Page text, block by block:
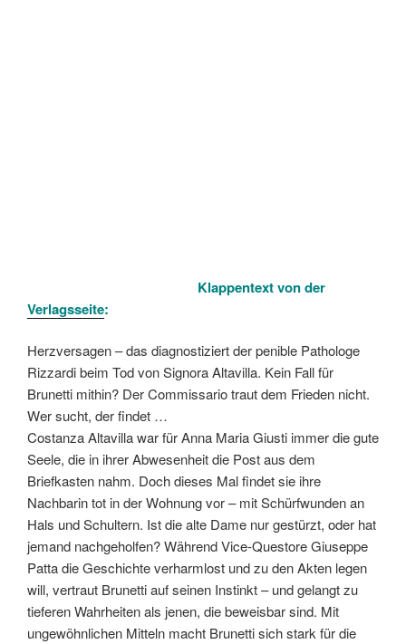
Klappentext von der
Verlagsseite:
Herzversagen – das diagnostiziert der penible Pathologe
Rizzardi beim Tod von Signora Altavilla. Kein Fall für
Brunetti mithin? Der Commissario traut dem Frieden nicht.
Wer sucht, der findet …
Costanza Altavilla war für Anna Maria Giusti immer die gute
Seele, die in ihrer Abwesenheit die Post aus dem
Briefkasten nahm. Doch dieses Mal findet sie ihre
Nachbarin tot in der Wohnung vor – mit Schürfwunden an
Hals und Schultern. Ist die alte Dame nur gestürzt, oder hat
jemand nachgeholfen? Während Vice-Questore Giuseppe
Patta die Geschichte verharmlost und zu den Akten legen
will, vertraut Brunetti auf seinen Instinkt – und gelangt zu
tieferen Wahrheiten als jenen, die beweisbar sind. Mit
ungewöhnlichen Mitteln macht Brunetti sich stark für die